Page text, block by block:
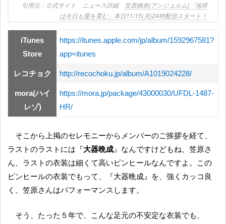
公式サイト ニュース詳細
笠原桃奈(アンジュルム)「地球
は今日も愛を育む」本日11/15(月)24時配信スタート！
iTunes
Store
https://itunes.apple.com/jp/album/1592967581?
app=itunes
レコチョク http://recochoku.jp/album/A1019024228/
mora(ハイ
レゾ)
https://mora.jp/package/43000030/UFDL-1487-
HR/
そこから上掲のセレモニーからメンバーのご挨拶を経て、
ラストのラストには『大器晩成 』なんですけどもね、笠原さ
ん、ラストの衣装は細くて高いピンヒールなんですよ。この
ピンヒールの衣装でもって、『大器晩成』を、強くカッコ良
く、笠原さんはパフォーマンスします。
そう、たった５年で、こんな足元の不安定な衣装でも、